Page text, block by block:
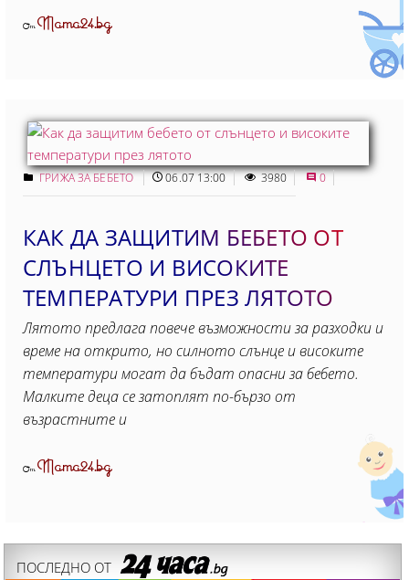
ОтMama24.bg
ГРИЖА ЗА БЕБЕТО 06.07 13:00 3980 0
КАК ДА ЗАЩИТИМ БЕБЕТО ОТ
СЛЪНЦЕТО И ВИСОКИТЕ
ТЕМПЕРАТУРИ ПРЕЗ ЛЯТОТО
Лятото предлага повече възможности за разходки и
време на открито, но силното слънце и високите
температури могат да бъдат опасни за бебето.
Малките деца се затоплят по-бързо от
възрастните и
ОтMama24.bg
ПОСЛЕДНО ОТ